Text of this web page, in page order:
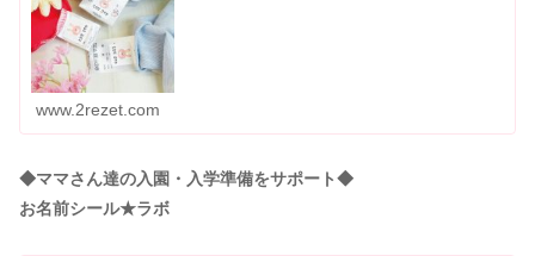
www.2rezet.com
◆ママさん達の入園・入学準備をサポート◆
お名前シール★ラボ